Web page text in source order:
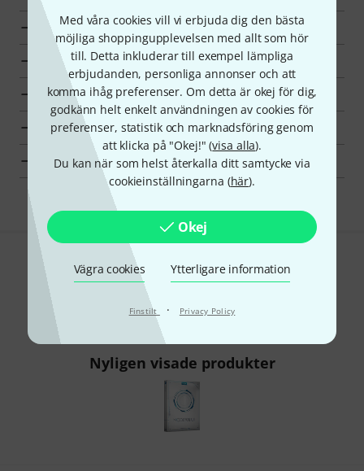
Med våra cookies vill vi erbjuda dig den bästa
möjliga shoppingupplevelsen med allt som hör
till. Detta inkluderar till exempel lämpliga
erbjudanden, personliga annonser och att
komma ihåg preferenser. Om detta är okej för dig,
godkänn helt enkelt användningen av cookies för
preferenser, statistik och marknadsföring genom
att klicka på "Okej!" (visa alla).
Du kan när som helst återkalla ditt samtycke via
cookieinställningarna (här).
Okej
Vägra cookies Ytterligare information
Finstilt · Privacy Policy
till produktgrupp Boom Libraries
till produktgrupp Ljudbibilotek
till produktgrupp Mjukvara
visa tillverkarinformation för BOOM Library
BOOM Library Mjukvara en överblick
Gillar du vad du ser?
Hjälp & Feedback
Nyligen visade produkter